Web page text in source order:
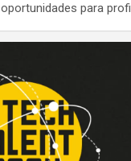
oportunidades para